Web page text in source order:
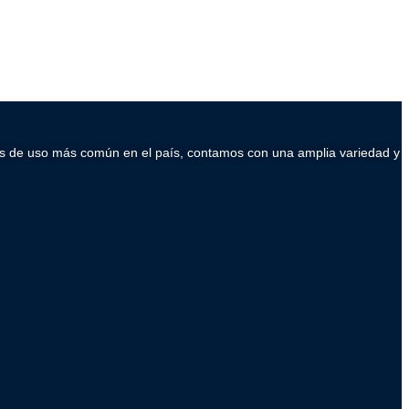
uso más común en el país, contamos con una amplia variedad y